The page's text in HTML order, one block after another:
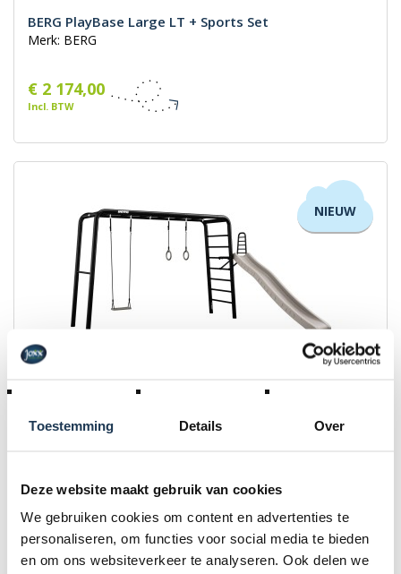
Toestemming Details Over
Deze website maakt gebruik van cookies
We gebruiken cookies om content en advertenties te
personaliseren, om functies voor social media te bieden
en om ons websiteverkeer te analyseren. Ook delen we
BERG PlayBase Large LT + Sports Set
Merk: BERG
€ 2 174,00
Incl. BTW
NIEUW
Merk: BERG
Incl. BTW